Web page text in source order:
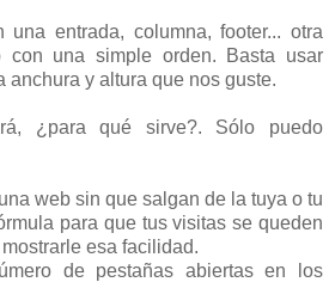
entrada, columna, footer... otra
una simple orden. Basta usar
anchura y altura que nos guste.
¿para qué sirve?. Sólo puedo
web sin que salgan de la tuya o tu
para que tus visitas se queden
esa facilidad.
de pestañas abiertas en los